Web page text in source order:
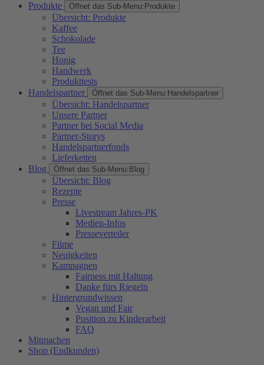
Produkte
Öffnet das Sub-Menu: Produkte
Übersicht: Produkte
Kaffee
Schokolade
Tee
Honig
Handwerk
Produkttests
Handelspartner
Öffnet das Sub-Menu: Handelspartner
Übersicht: Handelspartner
Unsere Partner
Partner bei Social Media
Partner-Storys
Handelspartnerfonds
Lieferketten
Blog
Öffnet das Sub-Menu: Blog
Übersicht: Blog
Rezepte
Presse
Livestream Jahres-PK
Medien-Infos
Presseverteiler
Filme
Neuigkeiten
Kampagnen
Fairness mit Haltung
Danke fürs Riegeln
Hintergrundwissen
Vegan und Fair
Position zu Kinderarbeit
FAQ
Mitmachen
Shop (Endkunden)